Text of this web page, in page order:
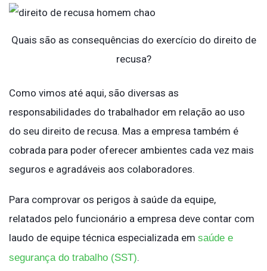
Quais são as consequências do exercício do direito de
recusa?
Como vimos até aqui, são diversas as
responsabilidades do trabalhador em relação ao uso
do seu direito de recusa. Mas a empresa também é
cobrada para poder oferecer ambientes cada vez mais
seguros e agradáveis aos colaboradores.
Para comprovar os perigos à saúde da equipe,
relatados pelo funcionário a empresa deve contar com
laudo de equipe técnica especializada em saúde e
segurança do trabalho (SST).